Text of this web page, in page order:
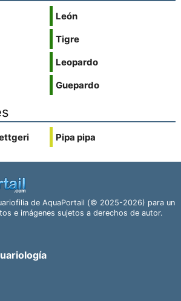
León
Tigre
Leopardo
Guepardo
Pipa pipa
de AquaPortail (© 2025-2026) para un
e imágenes sujetos a derechos de autor.